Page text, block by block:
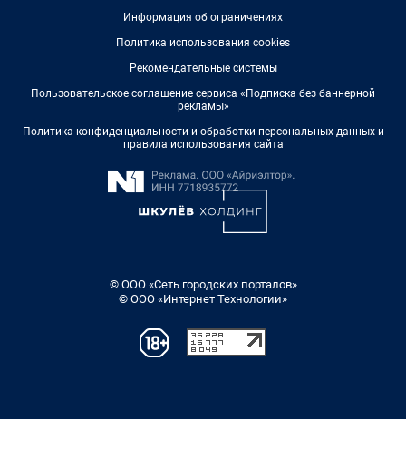
Информация об ограничениях
Политика использования cookies
Рекомендательные системы
Пользовательское соглашение сервиса «Подписка без баннерной
рекламы»
Политика конфиденциальности и обработки персональных данных и
правила использования сайта
© ООО «Сеть городских порталов»
© ООО «Интернет Технологии»